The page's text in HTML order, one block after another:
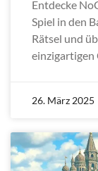
Entdecke
Spiel in den
Rätsel und
einzigartigen
26. März 2025